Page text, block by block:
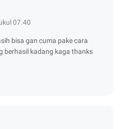
07.40
bisa gan cuma pake cara
berhasil kadang kaga thanks